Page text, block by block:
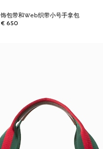
饰包带和Web织带小号手拿包
€ 650